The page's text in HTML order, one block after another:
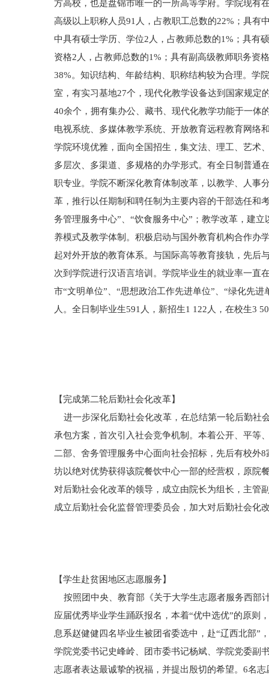
方高校，也是盘锦市唯一的一所高等学府。学院现有
高级以上职称人员91人，占教职工总数的22%；具有
中具有硕士学历、学位2人，占教师总数的1%；具有
资格2人，占教师总数的1%；具有副高级教师职务资
38%。知识结构、年龄结构、职称结构较为合理。学
室，有实习基地27个，现代化教学设备达到国家规定
40余个，拥有集办公、藏书、现代化教学功能于一体
电视系统、多媒体教学系统、开放教育远程教育网络
学院环境优雅，面向全国招生，集文法、理工、艺术
多层次、多渠道、多规格的办学形式。有全日制普通
职专业。学院不断深化教育体制改革，以教学、人事
革，推行以任期制和聘任制为主要内容的干部选任和
务管理服务中心”、“饮食服务中心”；教学改革，建
养模式及教学体制。积极启动与国外教育机构合作办
起对外开放的教育体系。与国际高等教育接轨，先后
次到学院进行汉语言培训。学院毕业生的就业率一直
市“文明单位”、“思想政治工作先进单位”、“绿化先
人。全日制毕业生591人，新招生1 122人，在校生3
【完成第二轮后勤社会化改革】
进一步深化后勤社会化改革，在总结第一轮后勤社
承包方案，首次引入社会竞争机制。本着公开、平等
二部、舍务管理服务中心面向社会招标，先后有校外
坊以绝对优势获得该院餐饮中心一部的经营权，原院
对后勤社会化改革的领导，成立由院长为组长，主管
成立后勤社会化监督管理委员会，加大对后勤社会化
【学生赴贫困地区志愿服务】
按照团中央、教育部《关于大学生志愿者服务西部
应届优秀毕业学生踊跃报名，本着“优中选优”的原则
息系赵健健四名毕业生被团省委选中，赴“辽西北部”
学院党委书记史峰岭、团市委书记杨斌、学院党委副
志愿者表达最诚挚的祝福，并提出殷切的希望。6名